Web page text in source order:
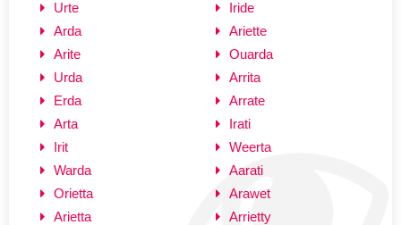
Urte
Arda
Arite
Urda
Erda
Arta
Irit
Warda
Orietta
Arietta
Iride
Ariette
Ouarda
Arrita
Arrate
Irati
Weerta
Aarati
Arawet
Arrietty